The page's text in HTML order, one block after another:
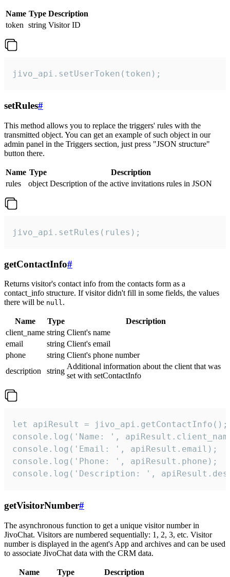
Name Type Description
token string Visitor ID
jivo_api.setUserToken(token);
setRules#
This method allows you to replace the triggers' rules with the
transmitted object. You can get an example of such object in our
admin panel in the Triggers section, just press "JSON structure"
button there.
Name Type
Description
rules
object Description of the active invitations rules in JSON
jivo_api.setRules(rules);
getContactInfo#
Returns visitor's contact info from the contacts form as a
contact_info structure. If visitor didn't fill in some fields, the values
there will be null.
Name Type
Description
client_name string Client's name
email
string Client's email
phone
string Client's phone number
description
string
Additional information about the client that was
set with setContactInfo
let apiResult = jivo_api.getContactInfo();
console.log('Name: ',
console.log('Email: ', apiResult.email);
console.log('Phone: ', apiResult.phone);
console.log('Description: ',
getVisitorNumber#
The asynchronous function to get a unique visitor number in
JivoChat. Visitors are numbered sequentially: 1, 2, 3, etc. Visitor
number is displayed in the agent's App and archives and can be used
to associate JivoChat data with the CRM data.
Name Type
Description